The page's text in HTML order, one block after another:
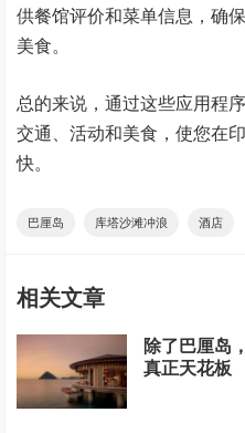
供餐馆评价和菜单信息，确
美食。
总的来说，通过这些应用程
交通、活动和美食，使您在
快。
巴厘岛 库塔沙滩冲浪 酒店
相关文章
除了巴厘岛
真正天花板